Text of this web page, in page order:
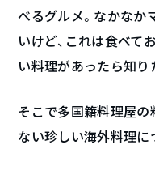
べるグルメ。なかなか
いけど、これは食べて
い料理があったら知り
そこで多国籍料理屋の
ない珍しい海外料理に